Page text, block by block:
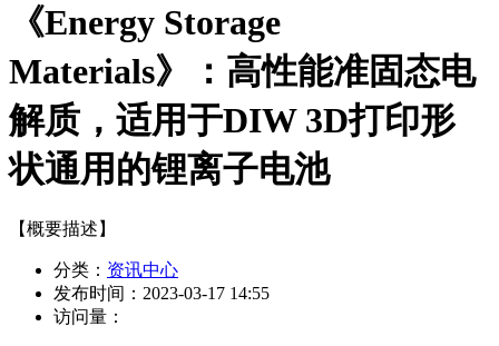
《Energy Storage
Materials》：高性能准固态电
解质，适用于DIW 3D打印形
状通用的锂离子电池
【概要描述】
分类： 资讯中心
发布时间： 2023-03-17 14:55
访问量：